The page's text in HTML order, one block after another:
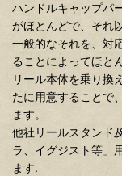
ハンドルキャップパ
がほとんどで、それ
一般的なそれを、対
ることによってほと
リール本体を乗り換
たに用意することで
ます。
他社リールスタンド
ラ、イグジスト等」
ます.